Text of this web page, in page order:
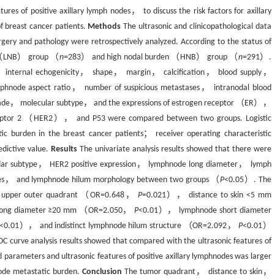
of positive axillary lymph nodes， to discuss the risk factors for axillary
breast cancer patients. Methods The ultrasonic and clinicopathological data
and pathology were retrospectively analyzed. According to the status of
） group （n=283） and high nodal burden （HNB） group （n=291）.
echogenicity， shape， margin， calcification， blood supply，
aspect ratio， number of suspicious metastases， intranodal blood
molecular subtype， and the expressions of estrogen receptor （ER），
2 （HER2）， and P53 were compared between two groups. Logistic
burden in the breast cancer patients； receiver operating characteristic
value.Results The univariate analysis results showed that there were
subtype， HER2 positive expression， lymphnode long diameter， lymph
and lymphnode hilum morphology between two groups （P<0.05）. The
outer quadrant （OR=0.648， P=0.021）， distance to skin <5 mm
diameter ≥20 mm （OR=2.050， P<0.01）， lymphnode short diameter
<0.01）， and indistinct lymphnode hilum structure （OR=2.092， P<0.01）
curve analysis results showed that compared with the ultrasonic features of
and ultrasonic features of positive axillary lymphnodes was larger
metastatic burden.Conclusion The tumor quadrant， distance to skin，